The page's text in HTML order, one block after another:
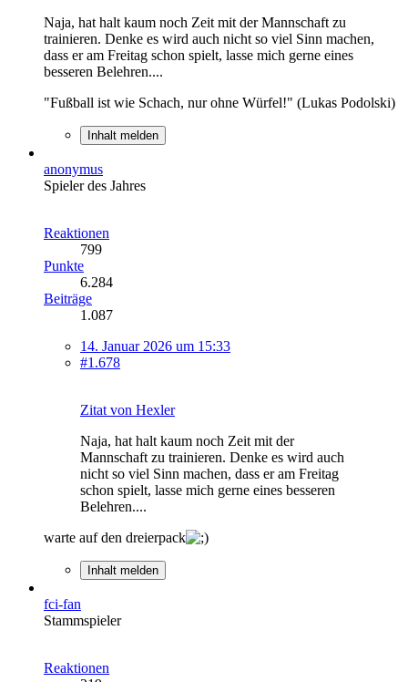
Naja, hat halt kaum noch Zeit mit der Mannschaft zu
trainieren. Denke es wird auch nicht so viel Sinn machen,
dass er am Freitag schon spielt, lasse mich gerne eines
besseren Belehren....
"Fußball ist wie Schach, nur ohne Würfel!" (Lukas Podolski)
Inhalt melden
anonymus
Spieler des Jahres
Reaktionen
799
Punkte
6.284
Beiträge
1.087
14. Januar 2026 um 15:33
#1.678
Zitat von Hexler
Naja, hat halt kaum noch Zeit mit der
Mannschaft zu trainieren. Denke es wird auch
nicht so viel Sinn machen, dass er am Freitag
schon spielt, lasse mich gerne eines besseren
Belehren....
warte auf den dreierpack
Inhalt melden
fci-fan
Stammspieler
Reaktionen